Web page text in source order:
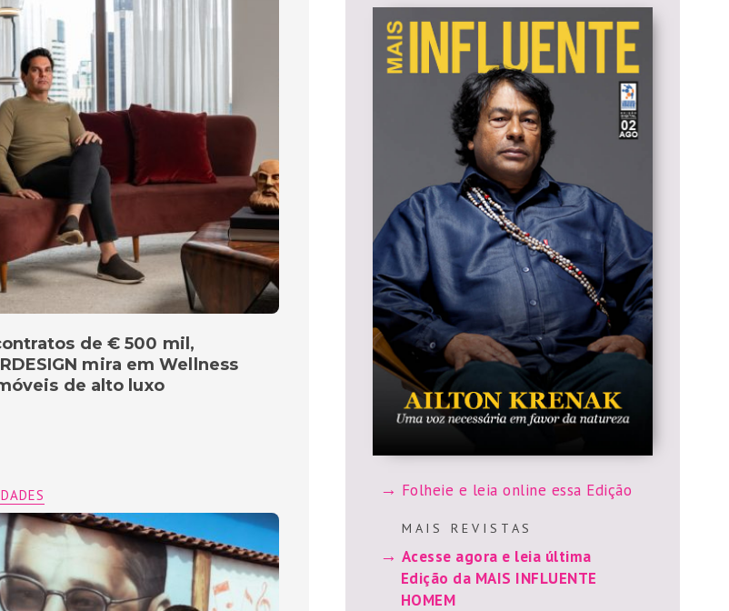
de € 500 mil,
mira em Wellness
de alto luxo
Folheie e leia online essa Edição
M A I S R E V I S T A S
Acesse agora e leia última
Edição da MAIS INFLUENTE
HOMEM